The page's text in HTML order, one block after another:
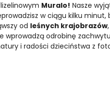
Muralo! Nasze
w ciągu kilku minut,
od leśnych krajobrazów
wprowadzą odrobinę
i radości dzieciństwa z